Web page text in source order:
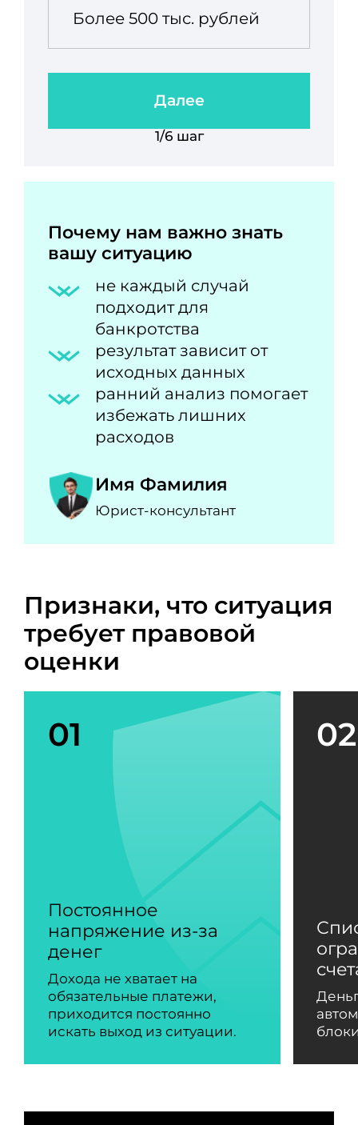
Более 500 тыс. рублей
Далее
1/6 шаг
Почему нам важно знать
вашу ситуацию
не каждый случай
подходит для
банкротства
результат зависит от
исходных данных
ранний анализ помогает
избежать лишних
расходов
Имя Фамилия
Юрист-консультант
Признаки, что ситуация
требует правовой
оценки
01
Постоянное
напряжение из-за
денег
Дохода не хватает на
обязательные платежи,
приходится постоянно
искать выход из ситуации.
02